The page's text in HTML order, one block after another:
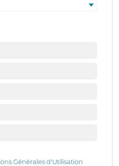
Générales d'Utilisation